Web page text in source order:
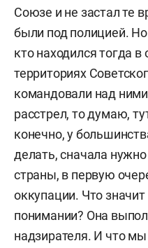
Союзе и не застал те
были под полицией.
кто находился тогда
территориях
командовали над
расстрел, то думаю,
конечно, у
делать, сначала
страны, в первую
оккупации. Что
понимании? Она
надзирателя. И что